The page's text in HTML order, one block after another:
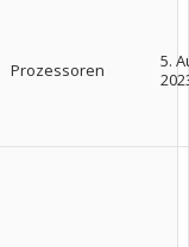
Prozessoren
5.